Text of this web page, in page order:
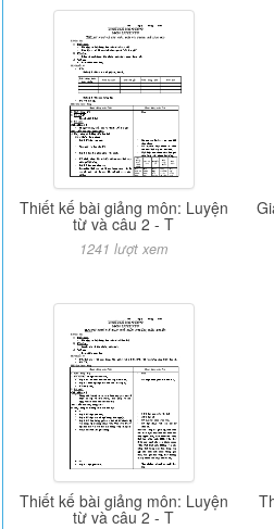
Thiết kế bài giảng môn: Luyện
từ và câu 2 - T
1241 lượt xem
Thiết kế bài giảng môn: Luyện
từ và câu 2 - T